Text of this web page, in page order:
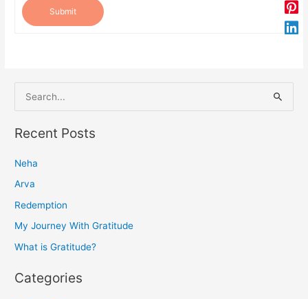
Submit
e
a
c
h
f
o
Recent Posts
Neha
Arva
Redemption
My Journey With Gratitude
What is Gratitude?
Categories